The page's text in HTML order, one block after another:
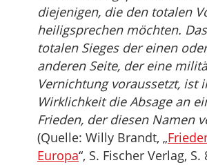
diejenigen, die den totalen
heiligsprechen möchten.
totalen Sieges der einen
anderen Seite, der eine
Vernichtung voraussetzt, ist
Wirklichkeit die Absage an
Frieden, der diesen Namen
(Quelle: Willy Brandt, „
Europa“, S. Fischer Verlag, S.